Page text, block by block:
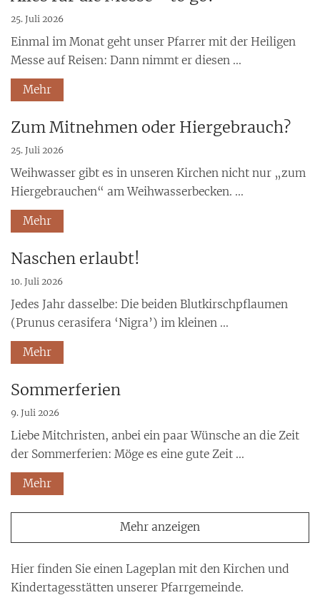
25. Juli 2026
Einmal im Monat geht unser Pfarrer mit der Heiligen
Messe auf Reisen: Dann nimmt er diesen ...
Mehr
Zum Mitnehmen oder Hiergebrauch?
25. Juli 2026
Weihwasser gibt es in unseren Kirchen nicht nur „zum
Hiergebrauchen“ am Weihwasserbecken. ...
Mehr
Naschen erlaubt!
10. Juli 2026
Jedes Jahr dasselbe: Die beiden Blutkirschpflaumen
(Prunus cerasifera ‘Nigra’) im kleinen ...
Mehr
Sommerferien
9. Juli 2026
Liebe Mitchristen, anbei ein paar Wünsche an die Zeit
der Sommerferien: Möge es eine gute Zeit ...
Mehr
Mehr anzeigen
Hier finden Sie einen Lageplan mit den Kirchen und
Kindertagesstätten unserer Pfarrgemeinde.